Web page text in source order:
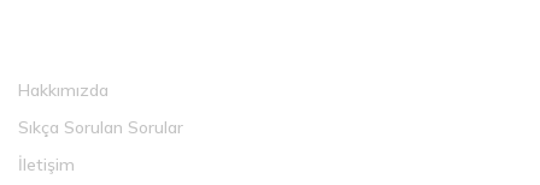
Hakkımızda
Sıkça Sorulan Sorular
İletişim